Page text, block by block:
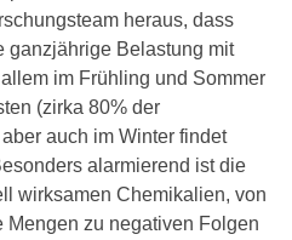
heraus, dass
ganzjährige Belastung mit
im Frühling und Sommer
(zirka 80% der
auch im Winter findet
alarmierend ist die
wirksamen Chemikalien, von
zu negativen Folgen